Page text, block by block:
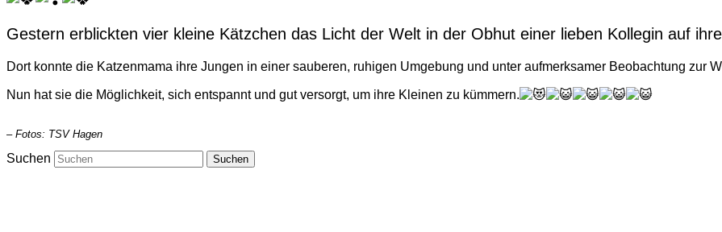
Gestern erblickten vier kleine Kätzchen das Licht der Welt in der Obhut einer lieben Kollegin auf
Dort konnte die Katzenmama ihre Jungen in einer sauberen, ruhigen Umgebung und unter aufmerksamer Beobachtung zur
Nun hat sie die Möglichkeit, sich entspannt und gut versorgt, um ihre Kleinen zu kümmern.
– Fotos: TSV Hagen
Suchen